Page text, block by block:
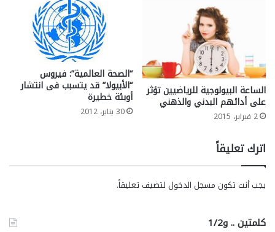
الساعة البيولوجية للرياضيين تؤثر
على أدائهم البدني والذهني
2 فبراير، 2015
“الصحة العالمية”: فيروس
“الأبيولا” قد يتسبب فى انتشار
أوبئة خطيرة
30 يناير، 2012
اترك تعليقاً
يجب أنت تكون مسجل الدخول لتضيف تعليقاً.
كلمتين .. و1/2